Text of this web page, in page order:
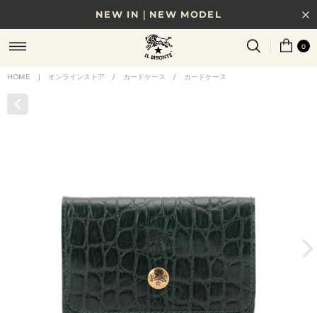
NEW IN｜NEW MODEL
8/17(月)10時まで｜税込11,000円以上で送料無料
贈る相手やシーンから選べる、新しいギフトガイド
0
HOME | オンラインストア / カードケース / カードケース